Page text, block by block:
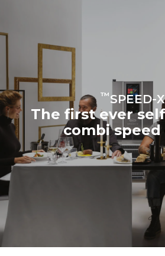
SPEED-X
™
The first ever
combi speed